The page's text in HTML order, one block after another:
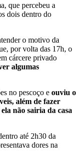
que percebeu a
dois dentro do
o motivo da
por volta das 17h, o
cárcere privado
algumas
no pescoço e ouviu o
além de fazer
não sairia da casa
até 2h30 da
dores na